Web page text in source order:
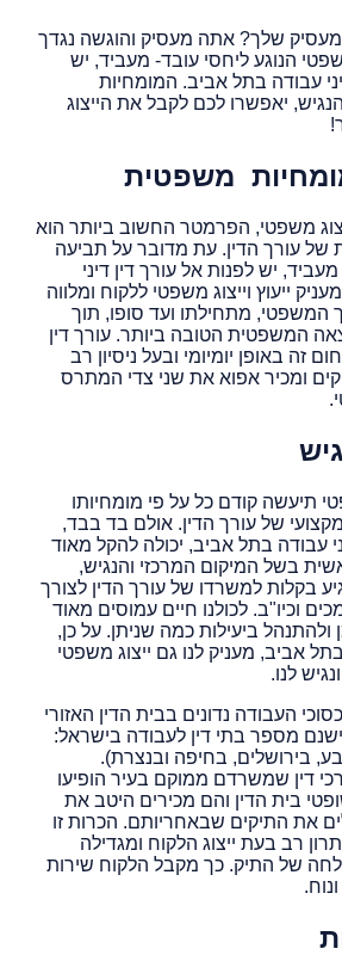
שלך? אתה מעסיק והוגשה נגדך
הנוגע ליחסי עובד- מעביד, יש
עבודה בתל אביב. המומחיות
יאפשרו לכם לקבל את הייצוג
משפטית
משפטי, הפרמטר החשוב ביותר הוא
של עורך הדין. עת מדובר על תביעה
יש לפנות אל עורך דין דיני
ייעוץ וייצוג משפטי ללקוח ומלווה
המשפטי, מתחילתו ועד סופו, תוך
המשפטית הטובה ביותר. עורך דין
זה באופן יומיומי ובעל ניסיון רב
ומכיר אפוא את שני צדי המתרס
תיעשה קודם כל על פי מומחיותו
של עורך הדין. אולם בד בבד,
עבודה בתל אביב, יכולה להקל מאוד
בשל המיקום המרכזי והנגיש,
בקלות למשרדו של עורך הדין לצורך
וכיו"ב. לכולנו חיים עמוסים מאוד
ולהתנהל ביעילות כמה שניתן. על כן,
בתל אביב, מעניק לנו גם ייצוג משפטי
לנו.
העבודה נדונים בבית הדין האזורי
מספר בתי דין לעבודה בישראל:
בירושלים, בחיפה ובנצרת).
דין שמשרדם ממוקם בעיר הופיעו
בית הדין והם מכירים היטב את
את התיקים שבאחריותם. הכרות זו
רב בעת ייצוג הלקוח ומגדילה
של התיק. כך מקבל הלקוח שירות